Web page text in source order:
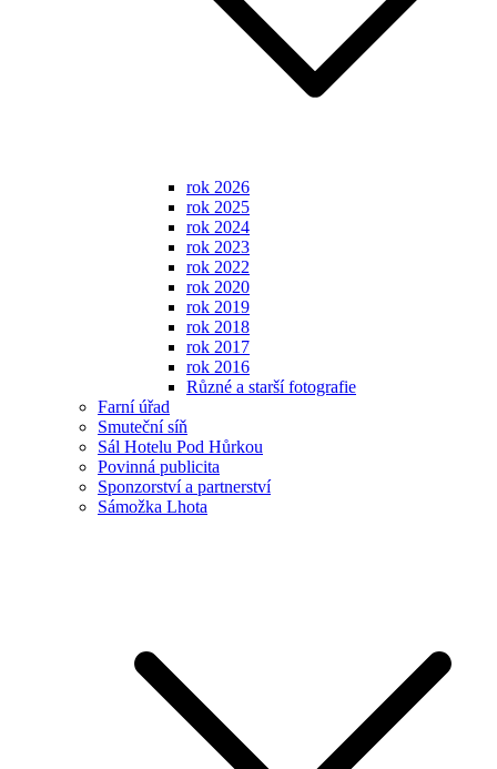
rok 2026
rok 2025
rok 2024
rok 2023
rok 2022
rok 2020
rok 2019
rok 2018
rok 2017
rok 2016
Různé a starší fotografie
Farní úřad
Smuteční síň
Sál Hotelu Pod Hůrkou
Povinná publicita
Sponzorství a partnerství
Sámožka Lhota